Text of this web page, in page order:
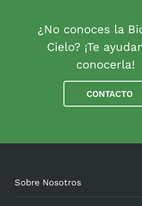
¿No conoces la
Cielo? ¡Te
conocerla!
CONTACTO
Sobre Nosotros